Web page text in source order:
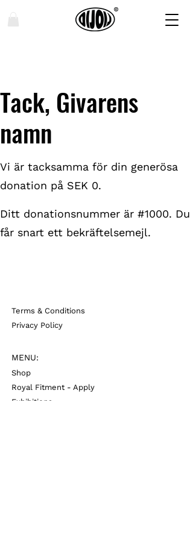
Tack, Givarens
namn
Vi är tacksamma för din generösa
donation på SEK 0.
Ditt donationsnummer är #1000. Du
får snart ett bekräftelsemejl.
Terms & Conditions
Privacy Policy
MENU:
Shop
Royal Fitment - Apply
Exhibitions